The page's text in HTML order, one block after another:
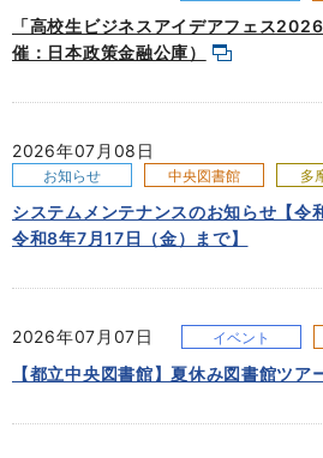
「高校生ビジネスアイデアフェス
催：日本政策金融公庫）
2026年07月08日
お知らせ 中央図書館 多
システムメンテナンスのお知らせ【令
令和8年7月17日（金）まで】
2026年07月07日 イベント
【都立中央図書館】夏休み図書館ツ